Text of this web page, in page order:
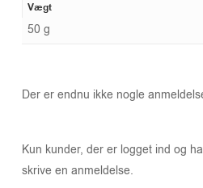
Vægt
50 g
Der er endnu ikke nogle
Kun kunder, der er logget ind og
skrive en anmeldelse.